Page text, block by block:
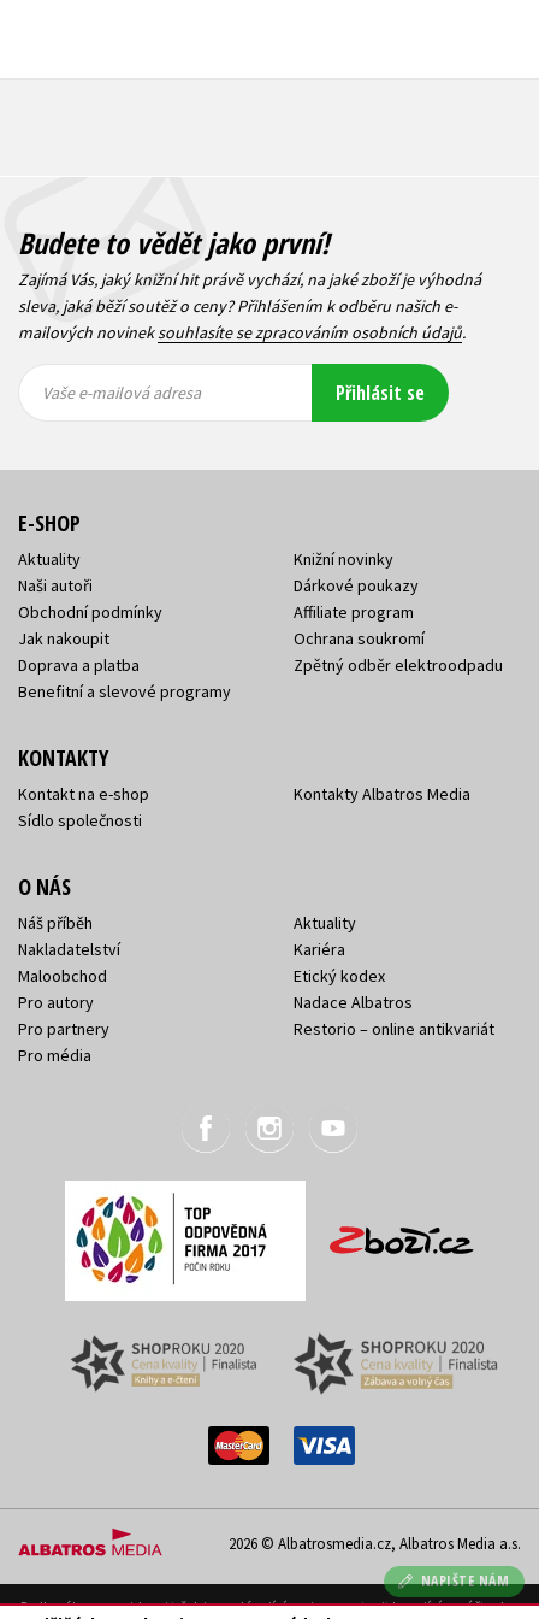
NAPIŠTE NÁM
Budete to vědět jako první!
Zajímá Vás, jaký knižní hit právě vychází, na jaké zboží je výhodná
sleva, jaká běží soutěž o ceny? Přihlášením k odběru našich e-
mailových novineksouhlasíte se zpracováním osobních údajů.
mailová
mailová
Vaše e-mailová adresa Přihlásit se
E-SHOP
Aktuality
Naši autoři
Obchodní podmínky
Jak nakoupit
Doprava a platba
Benefitní a slevové programy
Knižní novinky
Dárkové poukazy
Affiliate program
Ochrana soukromí
Zpětný odběr elektroodpadu
KONTAKTY
Kontakt na e-shop
Sídlo společnosti
Kontakty Albatros Media
O NÁS
Náš příběh
Nakladatelství
Maloobchod
Pro autory
Pro partnery
Pro média
Aktuality
Kariéra
Etický kodex
Nadace Albatros
Restorio – online antikvariát
2026 © Albatrosmedia.cz, Albatros Media a.s.
Podle zákona o evidenci tržeb je prodávající povinen vystavit kupujícímu účtenku.